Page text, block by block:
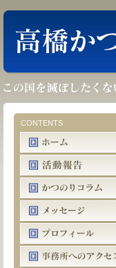
CONTENTS